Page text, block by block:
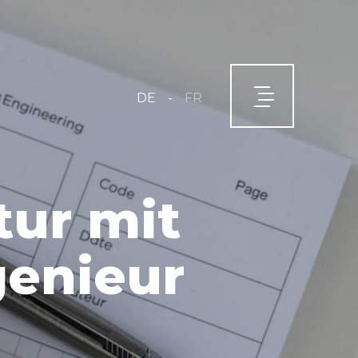
DE - FR
mit